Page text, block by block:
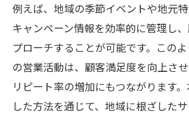
例えば、地域の季節イベントや地元
キャンペーン情報を効率的に管理し
プローチすることが可能です。この
の営業活動は、顧客満足度を向上させ
リピート率の増加にもつながります
した方法を通じて、地域に根ざした